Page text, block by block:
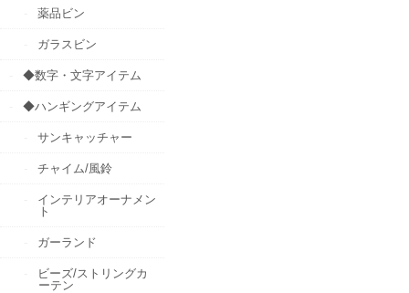
薬品ビン
ガラスビン
◆数字・文字アイテム
◆ハンギングアイテム
サンキャッチャー
チャイム/風鈴
インテリアオーナメン
ト
ガーランド
ビーズ/ストリングカ
ーテン